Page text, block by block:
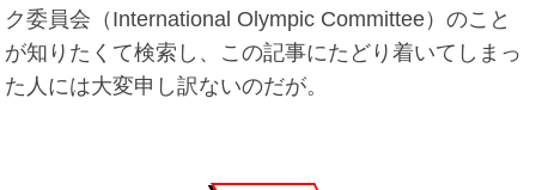
ク委員会（International Olympic Committee）のこと
が知りたくて検索し、この記事にたどり着いてしまっ
た人には大変申し訳ないのだが。